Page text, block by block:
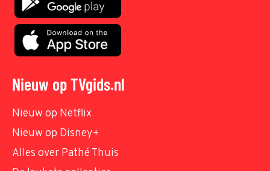
Nieuw op TVgids.nl
Nieuw op Netflix
Nieuw op Disney+
Alles over Pathé Thuis